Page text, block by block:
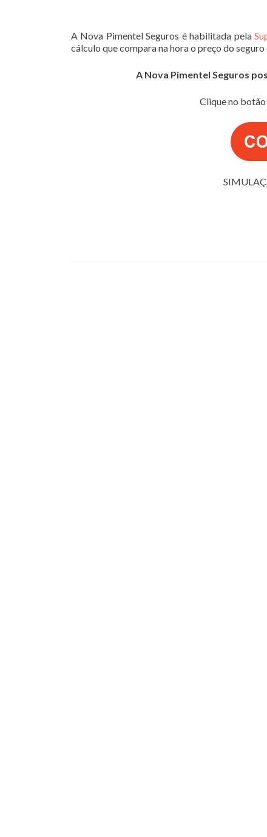
A Nova Pimentel Seguros é habilitada pela
cálculo que compara na hora o preço do
A Nova Pimentel Seguros
Clique no botão